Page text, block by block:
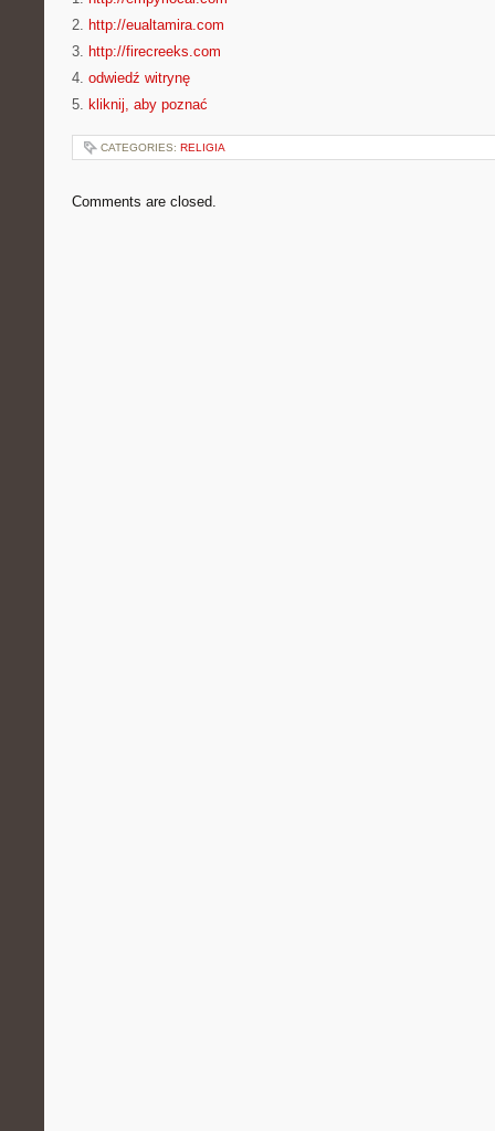
2. http://eualtamira.com
3. http://firecreeks.com
4. odwiedź witrynę
5. kliknij, aby poznać
CATEGORIES: RELIGIA
Comments are closed.